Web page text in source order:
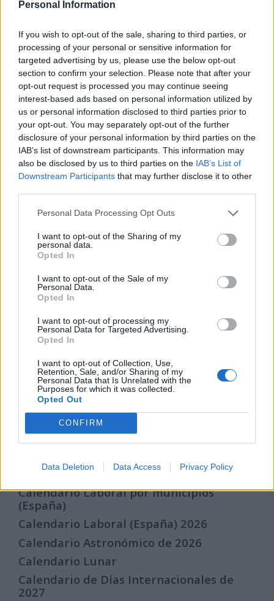
Personal Information
If you wish to opt-out of the sale, sharing to third parties, or
processing of your personal or sensitive information for
targeted advertising by us, please use the below opt-out
section to confirm your selection. Please note that after your
opt-out request is processed you may continue seeing
interest-based ads based on personal information utilized by
us or personal information disclosed to third parties prior to
your opt-out. You may separately opt-out of the further
disclosure of your personal information by third parties on the
IAB’s list of downstream participants. This information may
also be disclosed by us to third parties on the IAB’s List of
Downstream Participants that may further disclose it to other
Personal Data Processing Opt Outs
I want to opt-out of the Sharing of my
personal data.
Opted In
I want to opt-out of the Sale of my
Personal Data.
Opted In
I want to opt-out of processing my
Personal Data for Targeted Advertising.
Opted In
I want to opt-out of Collection, Use,
Retention, Sale, and/or Sharing of my
Personal Data that Is Unrelated with the
Purposes for which it was collected.
Opted Out
CONFIRM
Data Deletion Data Access Privacy Policy
Secciones destacadas
Internacionales
Onomástica. Todos los santos
Semanas Internacionales
Qué se celebra el día de mi cumpleaños
Eventos internacionales de cultura
Los mejores canales de Youtube según
nuestra audiencia. ¡Participa!
quieras
¿Qué día crearías tu?
Calendarios
Calendario Laboral por municipios
(España)
Calendario Laboral (España) 2026
Calendario Astronómico de 2026
Calendario Lunar
Calendario de Días Internacionales de
2027